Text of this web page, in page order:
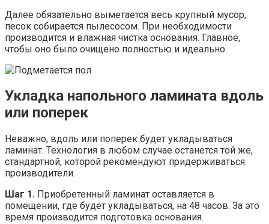
Далее обязательно выметается весь крупный мусор,
песок собирается пылесосом. При необходимости
производится и влажная чистка основания. Главное,
чтобы оно было очищено полностью и идеально.
Укладка напольного ламината вдоль
или поперек
Неважно, вдоль или поперек будет укладываться
ламинат. Технология в любом случае останется той же,
стандартной, которой рекомендуют придерживаться
производители.
Шаг 1. Приобретенный ламинат оставляется в
помещении, где будет укладываться, на 48 часов. За это
время производится подготовка основания.